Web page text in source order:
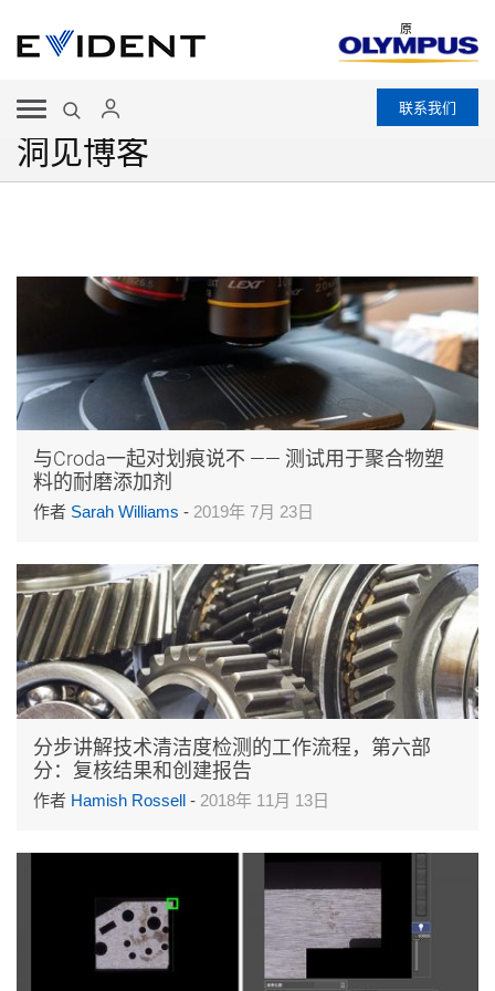
原
联系我们
洞见博客
与Croda一起对划痕说不 —— 测试用于聚合物塑
料的耐磨添加剂
作者 Sarah Williams - 2019年 7月 23日
分步讲解技术清洁度检测的工作流程，第六部
分：复核结果和创建报告
作者 Hamish Rossell - 2018年 11月 13日